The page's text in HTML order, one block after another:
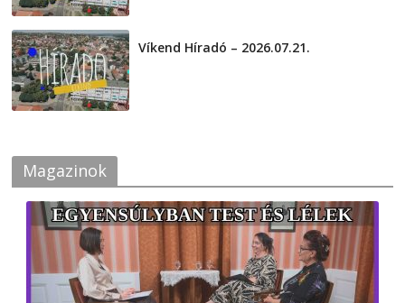
Víkend Híradó – 2026.07.21.
Magazinok